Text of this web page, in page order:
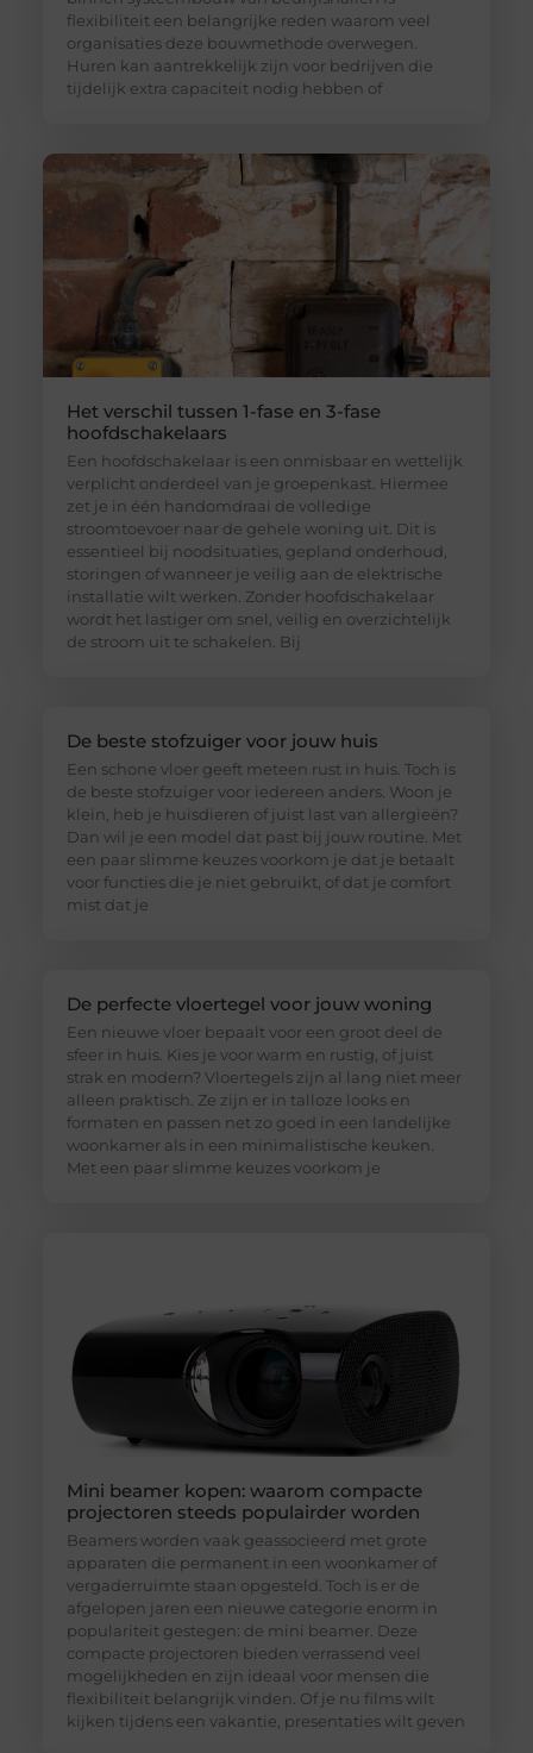
flexibiliteit een belangrijke reden waarom veel
organisaties deze bouwmethode overwegen.
Huren kan aantrekkelijk zijn voor bedrijven die
tijdelijk extra capaciteit nodig hebben of
Het verschil tussen 1-fase en 3-fase
hoofdschakelaars
Een hoofdschakelaar is een onmisbaar en wettelijk
verplicht onderdeel van je groepenkast. Hiermee
zet je in één handomdraai de volledige
stroomtoevoer naar de gehele woning uit. Dit is
essentieel bij noodsituaties, gepland onderhoud,
storingen of wanneer je veilig aan de elektrische
installatie wilt werken. Zonder hoofdschakelaar
wordt het lastiger om snel, veilig en overzichtelijk
de stroom uit te schakelen. Bij
De beste stofzuiger voor jouw huis
Een schone vloer geeft meteen rust in huis. Toch is
de beste stofzuiger voor iedereen anders. Woon je
klein, heb je huisdieren of juist last van allergieën?
Dan wil je een model dat past bij jouw routine. Met
een paar slimme keuzes voorkom je dat je betaalt
voor functies die je niet gebruikt, of dat je comfort
mist dat je
De perfecte vloertegel voor jouw woning
Een nieuwe vloer bepaalt voor een groot deel de
sfeer in huis. Kies je voor warm en rustig, of juist
strak en modern? Vloertegels zijn al lang niet meer
alleen praktisch. Ze zijn er in talloze looks en
formaten en passen net zo goed in een landelijke
woonkamer als in een minimalistische keuken.
Met een paar slimme keuzes voorkom je
Mini beamer kopen: waarom compacte
projectoren steeds populairder worden
Beamers worden vaak geassocieerd met grote
apparaten die permanent in een woonkamer of
vergaderruimte staan opgesteld. Toch is er de
afgelopen jaren een nieuwe categorie enorm in
populariteit gestegen: de mini beamer. Deze
compacte projectoren bieden verrassend veel
mogelijkheden en zijn ideaal voor mensen die
flexibiliteit belangrijk vinden. Of je nu films wilt
kijken tijdens een vakantie, presentaties wilt geven